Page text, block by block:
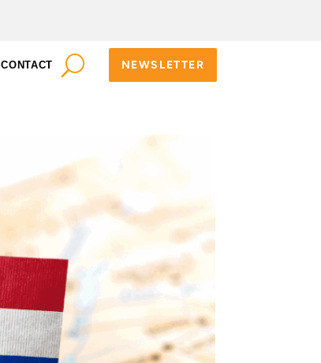
CONTACT NEWSLETTER